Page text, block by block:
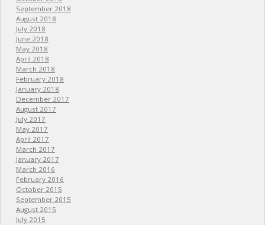
September 2018
August 2018
July 2018
June 2018
May 2018
April 2018
March 2018
February 2018
January 2018
December 2017
August 2017
July 2017
May 2017
April 2017
March 2017
January 2017
March 2016
February 2016
October 2015
September 2015
August 2015
July 2015